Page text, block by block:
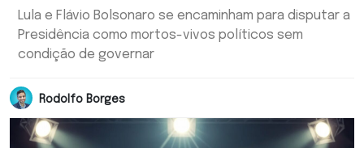
Lula e Flávio Bolsonaro se encaminham para disputar a
Presidência como mortos-vivos políticos sem
condição de governar
Rodolfo Borges